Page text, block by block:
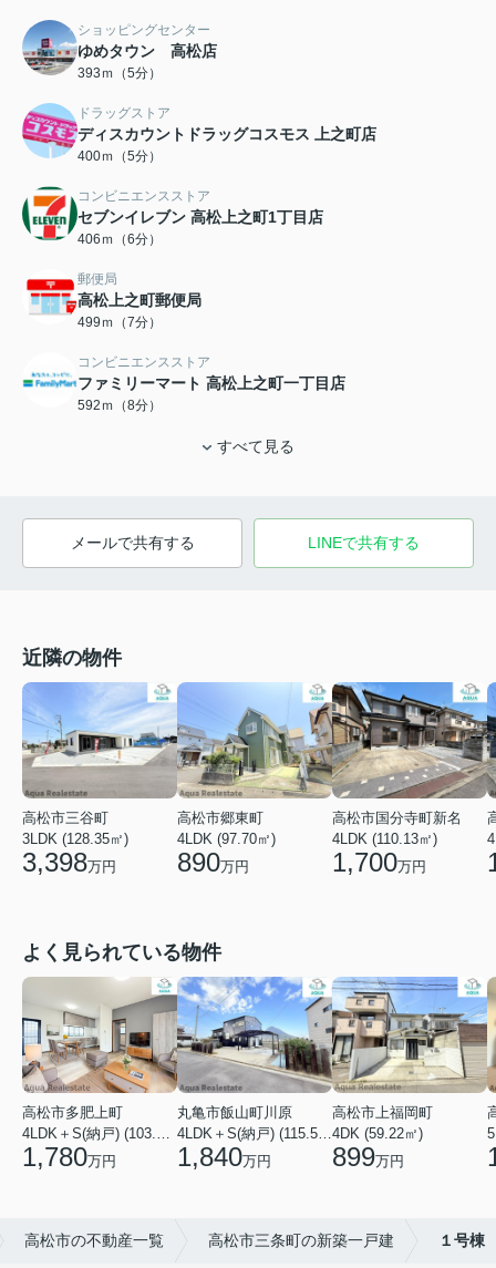
ショッピングセンター
ゆめタウン 高松店
393ｍ（5分）
ドラッグストア
ディスカウントドラッグコスモス 上之町店
400ｍ（5分）
コンビニエンスストア
セブンイレブン 高松上之町1丁目店
406ｍ（6分）
郵便局
高松上之町郵便局
499ｍ（7分）
コンビニエンスストア
ファミリーマート 高松上之町一丁目店
592ｍ（8分）
すべて見る
メールで共有する LINEで共有する
近隣の物件
高松市三谷町
3LDK (128.35㎡)
3,398万円
高松市郷東町
4LDK (97.70㎡)
890万円
高松市国分寺町新名
4LDK (110.13㎡)
1,700万円
よく見られている物件
高松市多肥上町
4LDK＋S(納戸) (103.51㎡)
1,780万円
丸亀市飯山町川原
4LDK＋S(納戸) (115.52㎡)
1,840万円
高松市上福岡町
4DK (59.22㎡)
899万円
高松市の不動産一覧 高松市三条町の新築一戸建 １号棟